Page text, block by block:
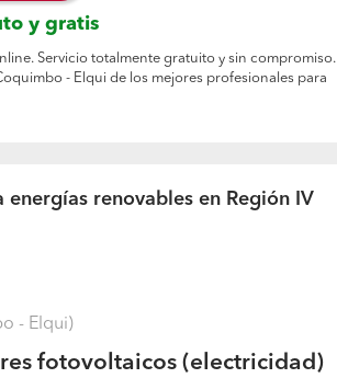
y gratis
Servicio totalmente gratuito y sin compromiso.
- Elqui de los mejores profesionales para
renovables en Región IV
- Elqui)
fotovoltaicos (electricidad)